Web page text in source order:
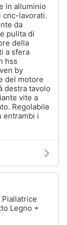
in alluminio
cnc-lavorati.
da
pulita di
della
a sfera
hss
by
del motore
destra tavolo
vite a
Regolabile
entrambi i
Piallatrice
Legno +